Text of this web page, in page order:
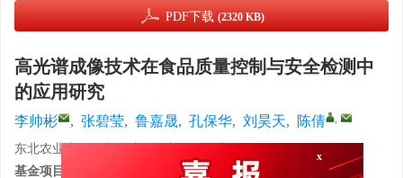
PDF下载 (2320 KB)
高光谱成像技术在食品质量控制与安全检测中
的应用研究
李帅彬 , 张碧莹, 鲁嘉晟, 孔保华, 刘昊天, 陈倩 ,
东北农业大学食品学院，黑龙江哈尔滨 150030
基金项目: